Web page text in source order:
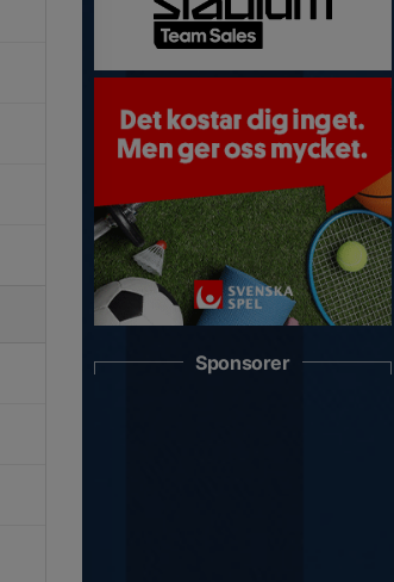
Sponsorer